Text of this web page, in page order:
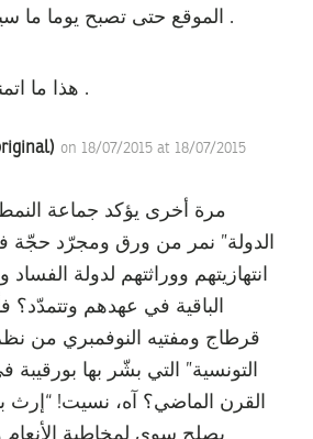
الموقع حتى تصبح يوما ما سيدة الواقع .
هذا ما اتمناه لتونس .
on 18/07/2015 at 18/07/2015
مرة أخرى يؤكد جماعة
الدولة” نمر من ورق ومجرّد حجّة
انتهازيتهم ووراثتهم لدولة الفساد
الباقية في عهدهم
قرطاج ومفتيه النوفمبري من
التونسية” التي بشّر بها بورقيبة
القرن الماضي؟ آه، نسيت! “إرث